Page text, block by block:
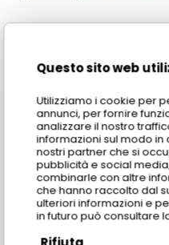
Questo sito web
Utilizziamo i cookie per
annunci, per fornire
analizzare il nostro
informazioni sul modo in
nostri partner che si
pubblicità e social
combinarle con altre
che hanno raccolto dal
ulteriori informazioni e
in futuro può consultare
Dunque, se hai
programma preveda
migliori corsi di
siano essi in
affrontare tutti gli
alla comprensione